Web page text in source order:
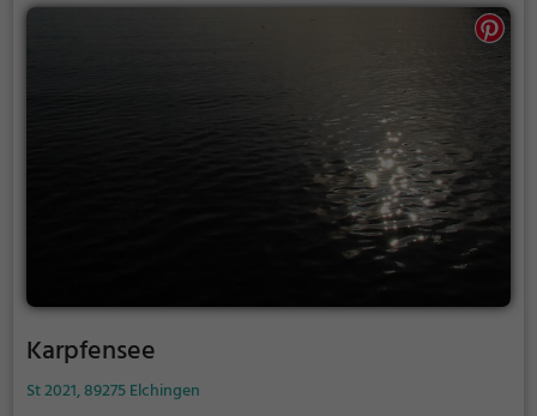
Karpfensee
St 2021, 89275 Elchingen